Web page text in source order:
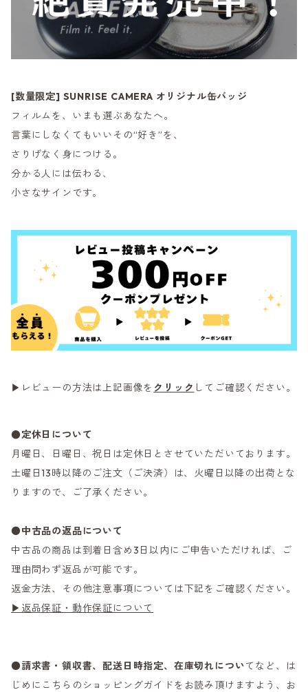
[数量限定] SUNRISE CAMERA オリジナル缶バッジ
フィルムを、いまも選ぶあなたへ。
言葉にしなくてもいいその“好き”を、
さりげなく身につける。
分かる人には伝わる、
小さなサインです。
▶レビューの方法は上記画像を クリック してご確認ください。
●定休日について
月曜日、日曜日、祝日は定休日とさせていただいております。
土曜日13時以降のご注文（ご決済）は、火曜日以降の出荷とな
りますので、ご了承ください。
●中古品の返品について
中古品の商品は到着日含め3日以内にご申告いただければ、ご
理由問わず返品が可能です。
返金方法、その他注意事項については下記をご確認ください。
▶返品保証・動作保証について
●請求書・領収書、配送日時指定、在庫切れについてなど、は
じめにこちらのショッピングガイドをお読み頂けますよう、お